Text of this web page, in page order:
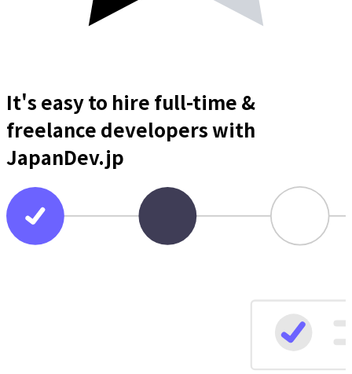
It's easy to hire full-time &
freelance developerswith
JapanDev.jp